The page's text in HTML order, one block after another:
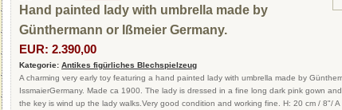
Hand painted lady with umbrella made by
Günthermann or Ißmeier Germany.
EUR: 2.390,00
Kategorie: Antikes figürliches Blechspielzeug
A charming very early toy featuring a hand painted lady with umbrella made by
IssmaierGermany. Made ca 1900. The lady is dressed in a fine long dark pink gown
the key is wind up the lady walks.Very good condition and working fine. H: 20 cm / 8"/ A